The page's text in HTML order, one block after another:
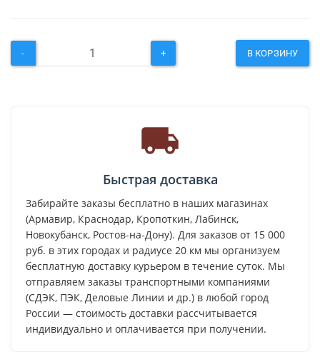
- + В КОРЗИНУ
Быстрая доставка
Забирайте заказы бесплатно в наших магазинах
(Армавир, Краснодар, Кропоткин, Лабинск,
Новокубанск, Ростов-на-Дону). Для заказов от 15 000
руб. в этих городах и радиусе 20 км мы организуем
бесплатную доставку курьером в течение суток. Мы
отправляем заказы транспортными компаниями
(СДЭК, ПЭК, Деловые Линии и др.) в любой город
России — стоимость доставки рассчитывается
индивидуально и оплачивается при получении.